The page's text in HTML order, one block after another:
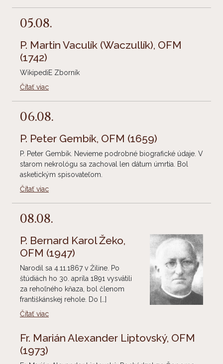
05.08.
P. Martin Vaculík (Waczullík), OFM
(1742)
WikipediE Zborník
Čítať viac
06.08.
P. Peter Gembík, OFM (1659)
P. Peter Gembík. Nevieme podrobné biografické údaje. V
starom nekrológu sa zachoval len dátum úmrtia. Bol
asketickým spisovateľom.
Čítať viac
08.08.
P. Bernard Karol Žeko,
OFM (1947)
Narodil sa 4.11.1867 v Žiline. Po
štúdiách ho 30. apríla 1891 vysvätili
za rehoľného kňaza, bol členom
františkánskej rehole. Do […]
Čítať viac
Fr. Marián Alexander Liptovský, OFM
(1973)